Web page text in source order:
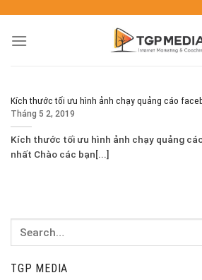
Kích thước tối ưu hình ảnh chạy quảng cáo
Tháng 5 2, 2019
Kích thước tối ưu hình ảnh chạy quảng
nhất Chào các bạn[...]
TGP MEDIA